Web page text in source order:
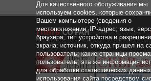
Для качественного обслуживания мы
используем cookies, которые
Вашем компьютере (сведения о
местоположении; IP-адрес; язык,
браузера; тип устройства и
экрана; источник, откуда пришел на
пользователь; какие страницы
пользователь; эта же информация
для обработки статистических данных
использования сайта посредством